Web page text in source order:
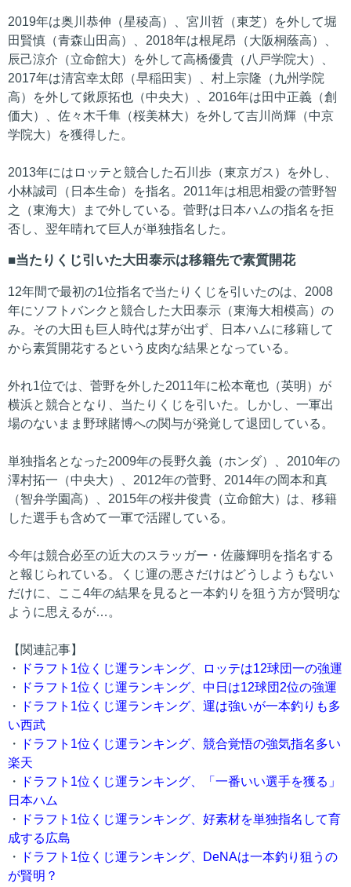
2019年は奥川恭伸（星稜高）、宮川哲（東芝）を外して堀
田賢慎（青森山田高）、2018年は根尾昂（大阪桐蔭高）、
辰己涼介（立命館大）を外して高橋優貴（八戸学院大）、
2017年は清宮幸太郎（早稲田実）、村上宗隆（九州学院
高）を外して鍬原拓也（中央大）、2016年は田中正義（創
価大）、佐々木千隼（桜美林大）を外して吉川尚輝（中京
学院大）を獲得した。
2013年にはロッテと競合した石川歩（東京ガス）を外し、
小林誠司（日本生命）を指名。2011年は相思相愛の菅野智
之（東海大）まで外している。菅野は日本ハムの指名を拒
否し、翌年晴れて巨人が単独指名した。
当たりくじ引いた大田泰示は移籍先で素質開花
12年間で最初の1位指名で当たりくじを引いたのは、2008
年にソフトバンクと競合した大田泰示（東海大相模高）の
み。その大田も巨人時代は芽が出ず、日本ハムに移籍して
から素質開花するという皮肉な結果となっている。
外れ1位では、菅野を外した2011年に松本竜也（英明）が
横浜と競合となり、当たりくじを引いた。しかし、一軍出
場のないまま野球賭博への関与が発覚して退団している。
単独指名となった2009年の長野久義（ホンダ）、2010年の
澤村拓一（中央大）、2012年の菅野、2014年の岡本和真
（智弁学園高）、2015年の桜井俊貴（立命館大）は、移籍
した選手も含めて一軍で活躍している。
今年は競合必至の近大のスラッガー・佐藤輝明を指名する
と報じられている。くじ運の悪さだけはどうしようもない
だけに、ここ4年の結果を見ると一本釣りを狙う方が賢明な
ように思えるが…。
【関連記事】
・
ドラフト1位くじ運ランキング、ロッテは12球団一の強運
・
ドラフト1位くじ運ランキング、中日は12球団2位の強運
・
ドラフト1位くじ運ランキング、運は強いが一本釣りも多
い西武
・
ドラフト1位くじ運ランキング、競合覚悟の強気指名多い
楽天
・
ドラフト1位くじ運ランキング、「一番いい選手を獲る」
日本ハム
・
ドラフト1位くじ運ランキング、好素材を単独指名して育
成する広島
・
ドラフト1位くじ運ランキング、DeNAは一本釣り狙うの
が賢明？